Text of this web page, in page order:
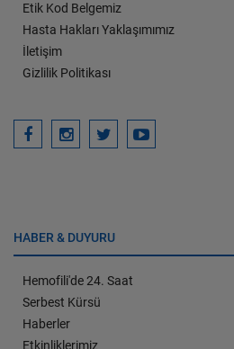
Etik Kod Belgemiz
Hasta Hakları Yaklaşımımız
İletişim
Gizlilik Politikası
HABER & DUYURU
Hemofili'de 24. Saat
Serbest Kürsü
Haberler
Etkinliklerimiz